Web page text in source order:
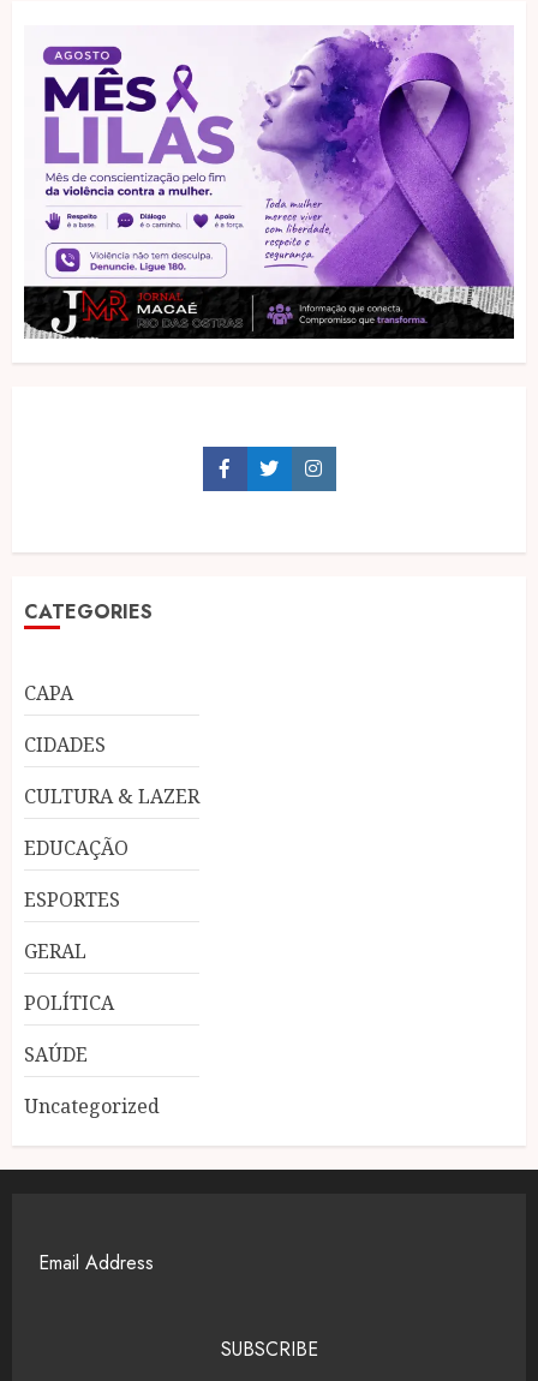
FacebookTwitterInstagram
CATEGORIES
CAPA
CIDADES
CULTURA & LAZER
EDUCAÇÃO
ESPORTES
GERAL
POLÍTICA
SAÚDE
Uncategorized
SUBSCRIBE